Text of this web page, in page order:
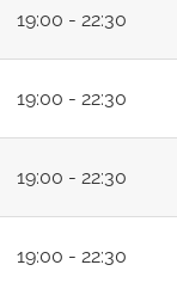
19:00 - 22:30
19:00 - 22:30
19:00 - 22:30
19:00 - 22:30